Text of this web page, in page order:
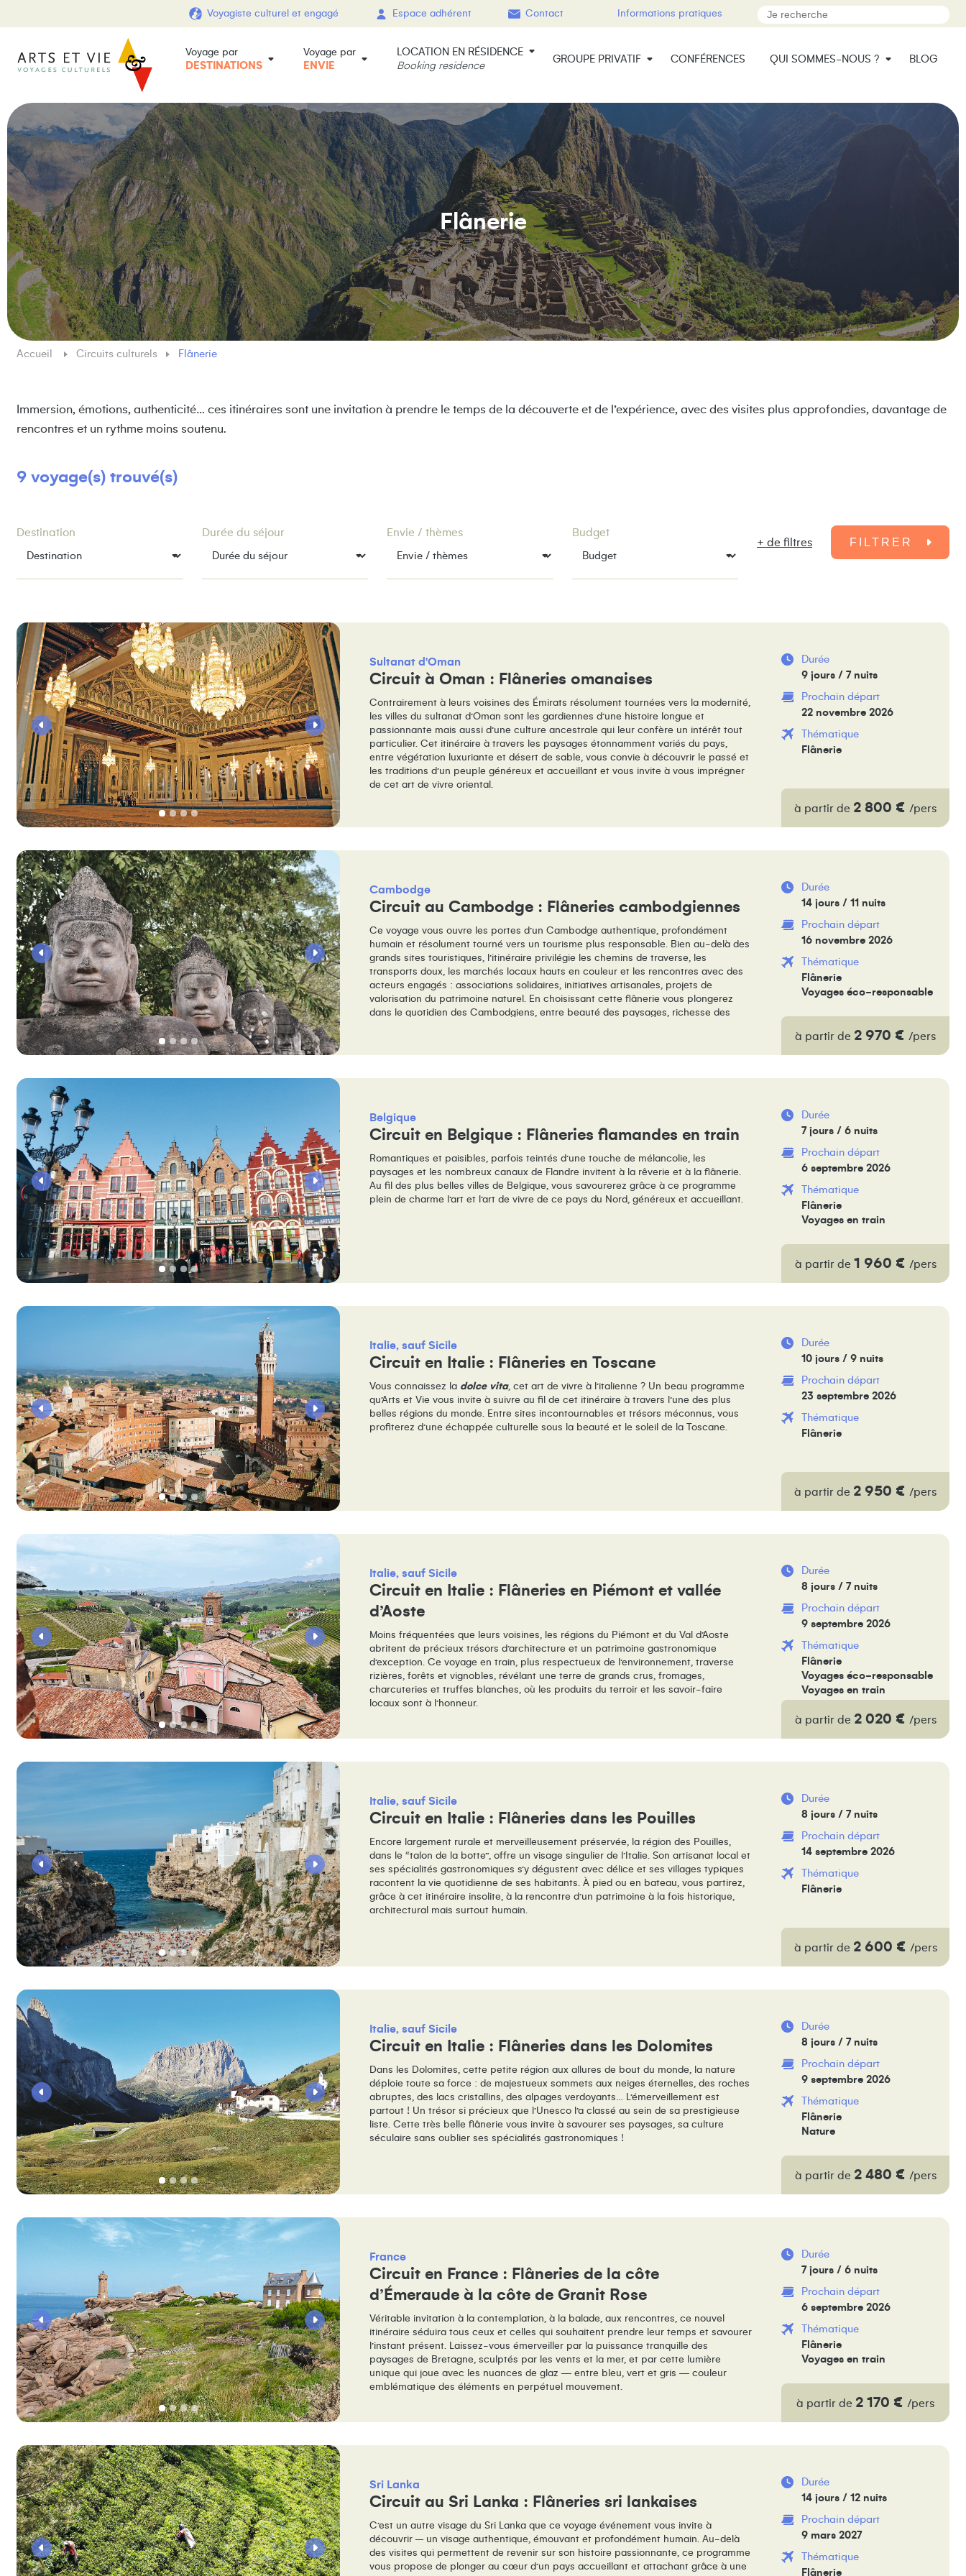
Voyagiste culturel et engagé Espace adhérent Contact Informations pratiques
Voyage par
DESTINATIONS
Voyage par
ENVIE
LOCATION EN RÉSIDENCE
Booking residence
GROUPE PRIVATIF CONFÉRENCES QUI SOMMES-NOUS ? BLOG
Flânerie
Accueil Circuits culturels Flânerie
Immersion, émotions, authenticité… ces itinéraires sont une invitation à prendre le temps de la découverte et de l’expérience, avec des visites plus approfondies, davantage de
rencontres et un rythme moins soutenu.
9 voyage(s) trouvé(s)
Destination Durée du séjour Envie / thèmes
Budget
+ de filtres
FILTRER
Sultanat d'Oman
Circuit à Oman : Flâneries omanaises
Contrairement à leurs voisines des Émirats résolument tournées vers la modernité,
les villes du sultanat d’Oman sont les gardiennes d’une histoire longue et
passionnante mais aussi d’une culture ancestrale qui leur confère un intérêt tout
particulier. Cet itinéraire à travers les paysages étonnamment variés du pays,
entre végétation luxuriante et désert de sable, vous convie à découvrir le passé et
les traditions d’un peuple généreux et accueillant et vous invite à vous imprégner
de cet art de vivre oriental.
Durée
9 jours / 7 nuits
Prochain départ
22 novembre 2026
Thématique
Flânerie
à partir de 2 800 € /pers
Cambodge
Circuit au Cambodge : Flâneries cambodgiennes
Ce voyage vous ouvre les portes d’un Cambodge authentique, profondément
humain et résolument tourné vers un tourisme plus responsable. Bien au-delà des
grands sites touristiques, l’itinéraire privilégie les chemins de traverse, les
transports doux, les marchés locaux hauts en couleur et les rencontres avec des
acteurs engagés : associations solidaires, initiatives artisanales, projets de
valorisation du patrimoine naturel. En choisissant cette flânerie vous plongerez
dans le quotidien des Cambodgiens, entre beauté des paysages, richesse des
Durée
14 jours / 11 nuits
Prochain départ
16 novembre 2026
Thématique
Flânerie
Voyages éco-responsable
à partir de 2 970 € /pers
Belgique
Circuit en Belgique : Flâneries flamandes en train
Romantiques et paisibles, parfois teintés d’une touche de mélancolie, les
paysages et les nombreux canaux de Flandre invitent à la rêverie et à la flânerie.
Au fil des plus belles villes de Belgique, vous savourerez grâce à ce programme
plein de charme l’art et l’art de vivre de ce pays du Nord, généreux et accueillant.
Durée
7 jours / 6 nuits
Prochain départ
6 septembre 2026
Thématique
Flânerie
Voyages en train
à partir de 1 960 € /pers
Italie, sauf Sicile
Circuit en Italie : Flâneries en Toscane
Vous connaissez la dolce vita, cet art de vivre à l’italienne ? Un beau programme
qu’Arts et Vie vous invite à suivre au fil de cet itinéraire à travers l’une des plus
belles régions du monde. Entre sites incontournables et trésors méconnus, vous
profiterez d’une échappée culturelle sous la beauté et le soleil de la Toscane.
Durée
10 jours / 9 nuits
Prochain départ
23 septembre 2026
Thématique
Flânerie
à partir de 2 950 € /pers
Italie, sauf Sicile
Circuit en Italie : Flâneries en Piémont et vallée
d’Aoste
Moins fréquentées que leurs voisines, les régions du Piémont et du Val d’Aoste
abritent de précieux trésors d’architecture et un patrimoine gastronomique
d’exception. Ce voyage en train, plus respectueux de l’environnement, traverse
rizières, forêts et vignobles, révélant une terre de grands crus, fromages,
charcuteries et truffes blanches, où les produits du terroir et les savoir-faire
locaux sont à l’honneur.
Durée
8 jours / 7 nuits
Prochain départ
9 septembre 2026
Thématique
Flânerie
Voyages éco-responsable
Voyages en train
à partir de 2 020 € /pers
Italie, sauf Sicile
Circuit en Italie : Flâneries dans les Pouilles
Encore largement rurale et merveilleusement préservée, la région des Pouilles,
dans le “talon de la botte”, offre un visage singulier de l’Italie. Son artisanat local et
ses spécialités gastronomiques s’y dégustent avec délice et ses villages typiques
racontent la vie quotidienne de ses habitants. À pied ou en bateau, vous partirez,
grâce à cet itinéraire insolite, à la rencontre d’un patrimoine à la fois historique,
architectural mais surtout humain.
Durée
8 jours / 7 nuits
Prochain départ
14 septembre 2026
Thématique
Flânerie
à partir de 2 600 € /pers
Italie, sauf Sicile
Circuit en Italie : Flâneries dans les Dolomites
Dans les Dolomites, cette petite région aux allures de bout du monde, la nature
déploie toute sa force : de majestueux sommets aux neiges éternelles, des roches
abruptes, des lacs cristallins, des alpages verdoyants… L’émerveillement est
partout ! Un trésor si précieux que l’Unesco l’a classé au sein de sa prestigieuse
liste. Cette très belle flânerie vous invite à savourer ses paysages, sa culture
séculaire sans oublier ses spécialités gastronomiques !
Durée
8 jours / 7 nuits
Prochain départ
9 septembre 2026
Thématique
Flânerie
Nature
à partir de 2 480 € /pers
France
Circuit en France : Flâneries de la côte
d’Émeraude à la côte de Granit Rose
Véritable invitation à la contemplation, à la balade, aux rencontres, ce nouvel
itinéraire séduira tous ceux et celles qui souhaitent prendre leur temps et savourer
l’instant présent. Laissez-vous émerveiller par la puissance tranquille des
paysages de Bretagne, sculptés par les vents et la mer, et par cette lumière
unique qui joue avec les nuances de glaz — entre bleu, vert et gris — couleur
emblématique des éléments en perpétuel mouvement.
Durée
7 jours / 6 nuits
Prochain départ
6 septembre 2026
Thématique
Flânerie
Voyages en train
à partir de 2 170 € /pers
Sri Lanka
Circuit au Sri Lanka : Flâneries sri lankaises
C’est un autre visage du Sri Lanka que ce voyage événement vous invite à
découvrir – un visage authentique, émouvant et profondément humain. Au-delà
des visites qui permettent de revenir sur son histoire passionnante, ce programme
vous propose de plonger au cœur d’un pays accueillant et attachant grâce à une
Durée
14 jours / 12 nuits
Prochain départ
9 mars 2027
Thématique
Flânerie